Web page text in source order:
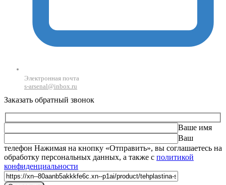
Электронная почта
s-arsenal@inbox.ru
Заказать обратный звонок
Ваше имя
Ваш
телефон Оставьте это поле пустым.
Нажимая на кнопку «Отправить», вы соглашаетесь на
обработку персональных данных, а также с политикой
конфиденциальности